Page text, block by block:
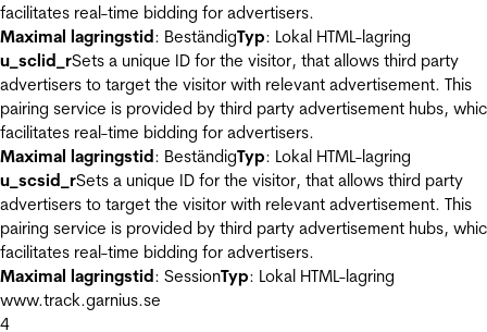
facilitates real-time bidding for advertisers.
Maximal lagringstid: BeständigTyp: Lokal HTML-lagring
u_sclid_rSets a unique ID for the visitor, that allows third party
advertisers to target the visitor with relevant advertisement. This
pairing service is provided by third party advertisement hubs,
facilitates real-time bidding for advertisers.
Maximal lagringstid: BeständigTyp: Lokal HTML-lagring
u_scsid_rSets a unique ID for the visitor, that allows third party
advertisers to target the visitor with relevant advertisement. This
pairing service is provided by third party advertisement hubs,
facilitates real-time bidding for advertisers.
Maximal lagringstid: SessionTyp: Lokal HTML-lagring
www.track.garnius.se
4